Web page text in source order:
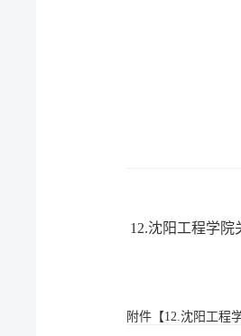
12.沈阳工程学院
附件【12.沈阳工程